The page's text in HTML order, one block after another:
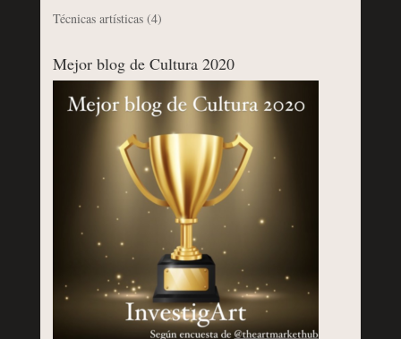
Técnicas artísticas(4)
Mejor blog de Cultura 2020